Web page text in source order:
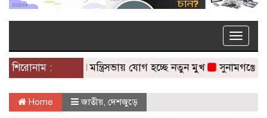
Toggle
শিরোনাম :
মন্ত্রিসভায় যোগ হচ্ছে নতুন মুখ সুনামগঞ্জে
Home জাতীয় দেশজুড়ে